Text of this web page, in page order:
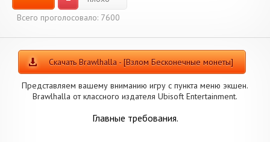
Всего проголосовало: 7600
Скачать Brawlhalla - [Взлом Бесконечные монеты]
Представляем вашему вниманию игру с пункта меню экшен.
Brawlhalla от классного издателя Ubisoft Entertainment.
Главные требования.